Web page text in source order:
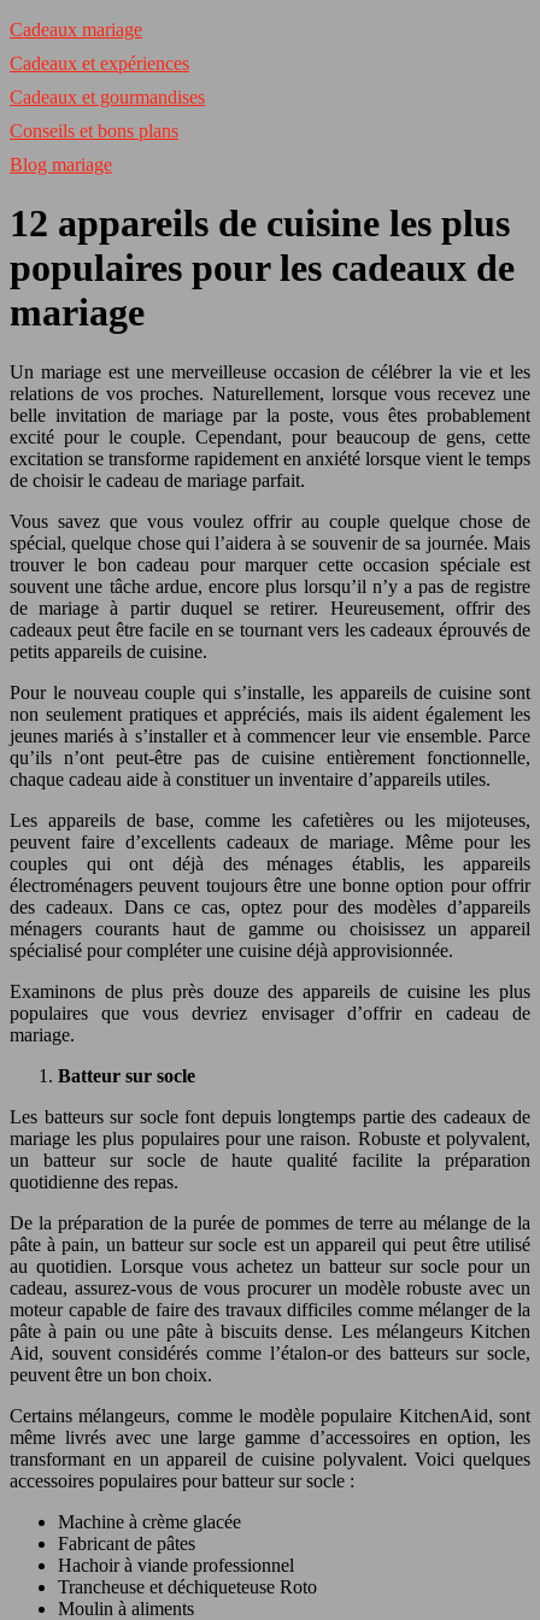
Cadeaux mariage
Cadeaux et expériences
Cadeaux et gourmandises
Conseils et bons plans
Blog mariage
12 appareils de cuisine les plus
populaires pour les cadeaux de
mariage
Un mariage est une merveilleuse occasion de célébrer la vie et les
relations de vos proches. Naturellement, lorsque vous recevez une
belle invitation de mariage par la poste, vous êtes probablement
excité pour le couple. Cependant, pour beaucoup de gens, cette
excitation se transforme rapidement en anxiété lorsque vient le temps
de choisir le cadeau de mariage parfait.
Vous savez que vous voulez offrir au couple quelque chose de
spécial, quelque chose qui l’aidera à se souvenir de sa journée. Mais
trouver le bon cadeau pour marquer cette occasion spéciale est
souvent une tâche ardue, encore plus lorsqu’il n’y a pas de registre
de mariage à partir duquel se retirer. Heureusement, offrir des
cadeaux peut être facile en se tournant vers les cadeaux éprouvés de
petits appareils de cuisine.
Pour le nouveau couple qui s’installe, les appareils de cuisine sont
non seulement pratiques et appréciés, mais ils aident également les
jeunes mariés à s’installer et à commencer leur vie ensemble. Parce
qu’ils n’ont peut-être pas de cuisine entièrement fonctionnelle,
chaque cadeau aide à constituer un inventaire d’appareils utiles.
Les appareils de base, comme les cafetières ou les mijoteuses,
peuvent faire d’excellents cadeaux de mariage. Même pour les
couples qui ont déjà des ménages établis, les appareils
électroménagers peuvent toujours être une bonne option pour offrir
des cadeaux. Dans ce cas, optez pour des modèles d’appareils
ménagers courants haut de gamme ou choisissez un appareil
spécialisé pour compléter une cuisine déjà approvisionnée.
Examinons de plus près douze des appareils de cuisine les plus
populaires que vous devriez envisager d’offrir en cadeau de
mariage.
Batteur sur socle
Les batteurs sur socle font depuis longtemps partie des cadeaux de
mariage les plus populaires pour une raison. Robuste et polyvalent,
un batteur sur socle de haute qualité facilite la préparation
quotidienne des repas.
De la préparation de la purée de pommes de terre au mélange de la
pâte à pain, un batteur sur socle est un appareil qui peut être utilisé
au quotidien. Lorsque vous achetez un batteur sur socle pour un
cadeau, assurez-vous de vous procurer un modèle robuste avec un
moteur capable de faire des travaux difficiles comme mélanger de la
pâte à pain ou une pâte à biscuits dense. Les mélangeurs Kitchen
Aid, souvent considérés comme l’étalon-or des batteurs sur socle,
peuvent être un bon choix.
Certains mélangeurs, comme le modèle populaire KitchenAid, sont
même livrés avec une large gamme d’accessoires en option, les
transformant en un appareil de cuisine polyvalent. Voici quelques
accessoires populaires pour batteur sur socle :
Machine à crème glacée
Fabricant de pâtes
Hachoir à viande professionnel
Trancheuse et déchiqueteuse Roto
Moulin à aliments